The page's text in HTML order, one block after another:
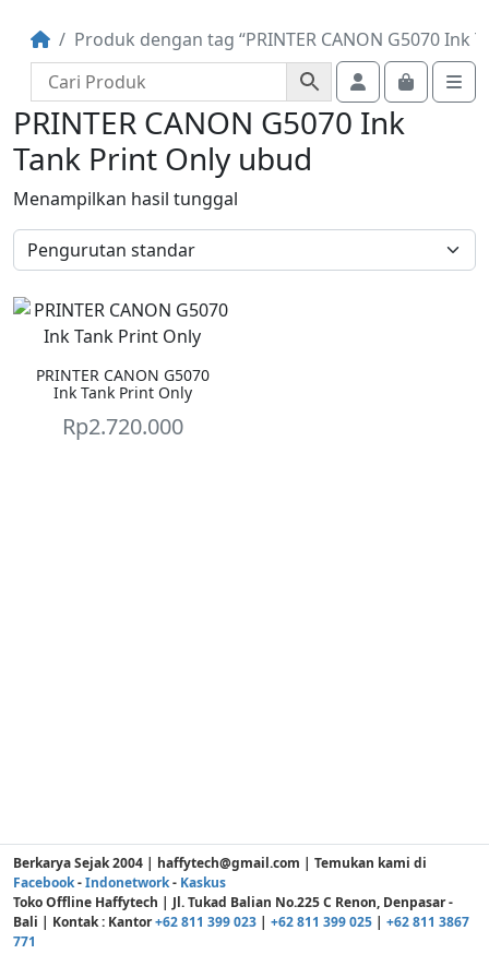
Produk dengan tag “PRINTER CANON G5070 Ink
AccountCart
PRINTER CANON G5070 Ink
Tank Print Only ubud
Menampilkan hasil tunggal
PRINTER CANON G5070
Ink Tank Print Only
Rp2.720.000
Berkarya Sejak 2004 | haffytech@gmail.com | Temukan kami di
Facebook-Indonetwork- Kaskus
Toko Offline Haffytech | Jl. Tukad Balian No.225 C Renon, Denpasar -
Bali | Kontak : Kantor+62 811 399 023 | +62 811 399 025 | +62 811 3867
771